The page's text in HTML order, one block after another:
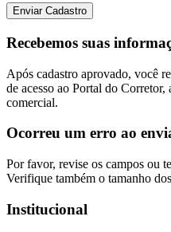
Enviar Cadastro
Recebemos suas
Após cadastro aprovado, você
de acesso ao Portal do
comercial.
Ocorreu um erro ao
Por favor, revise os campos ou
Verifique também o tamanho
Institucional